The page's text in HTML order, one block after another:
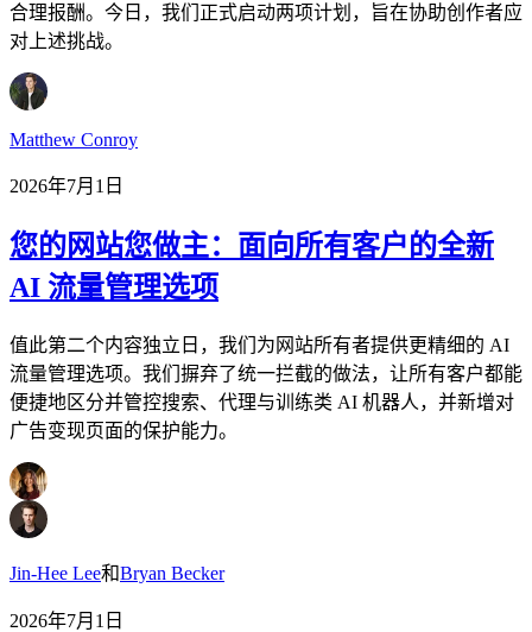
合理报酬。今日，我们正式启动两项计划，旨在协助创作者应
对上述挑战。
Matthew Conroy
2026年7月1日
您的网站您做主：面向所有客户的全新
AI 流量管理选项
值此第二个内容独立日，我们为网站所有者提供更精细的 AI
流量管理选项。我们摒弃了统一拦截的做法，让所有客户都能
便捷地区分并管控搜索、代理与训练类 AI 机器人，并新增对
广告变现页面的保护能力。
Jin-Hee Lee和Bryan Becker
2026年7月1日